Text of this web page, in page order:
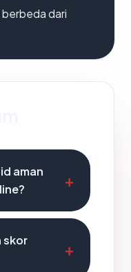
berbeda dari
aman
skor